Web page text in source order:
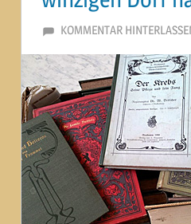
13. AUGUST 2012
MARTINA BERG
KOMMENTAR